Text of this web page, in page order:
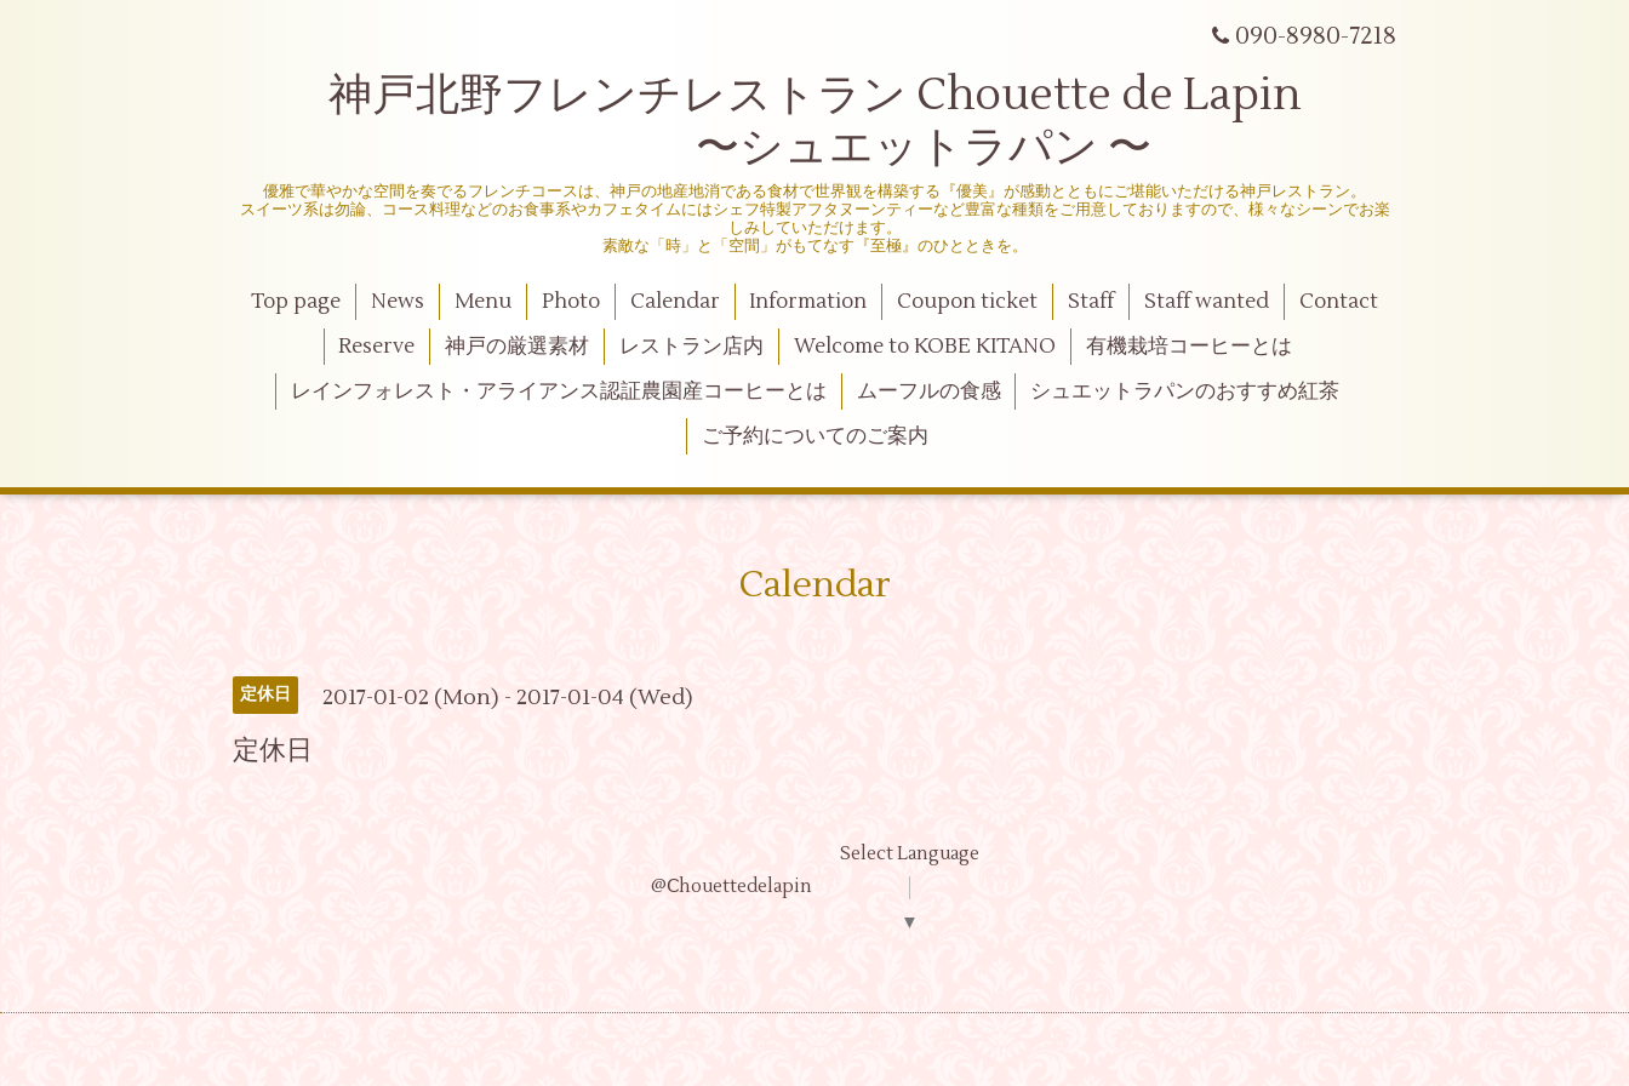
090-8980-7218
神戸北野フレンチレストラン Chouette de Lapin
〜シュエットラパン 〜
優雅で華やかな空間を奏でるフレンチコースは、神戸の地産地消である食材で世界観を構築する『優美』が感動とともにご堪能いただける神戸レストラン。
スイーツ系は勿論、コース料理などのお食事系やカフェタイムにはシェフ特製アフタヌーンティーなど豊富な種類をご用意しておりますので、様々なシーンでお楽
しみしていただけます。
素敵な「時」と「空間」がもてなす『至極』のひとときを。
Top page News Menu Photo Calendar Information Coupon ticket Staff Staff wanted
Contact
Reserve
神戸の厳選素材 レストラン店内 Welcome to KOBE KITANO
有機栽培コーヒーとは
レインフォレスト・アライアンス認証農園産コーヒーとは
ムーフルの食感
シュエットラパンのおすすめ紅茶
ご予約についてのご案内
Calendar
定休日 2017-01-02 (Mon) - 2017-01-04 (Wed)
定休日
@Ⅽhouettedelapin
Select Language
▼